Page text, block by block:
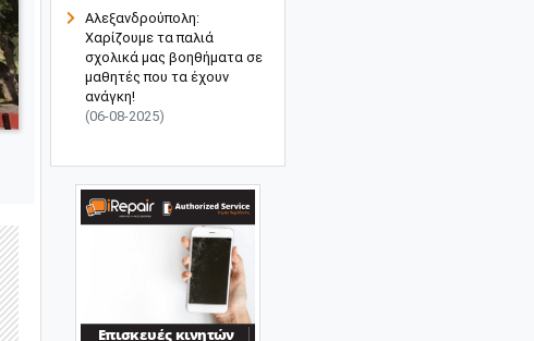
Αλεξανδρούπολη:
Χαρίζουμε τα παλιά
σχολικά μας βοηθήματα σε
μαθητές που τα έχουν
ανάγκη!
(06-08-2025)